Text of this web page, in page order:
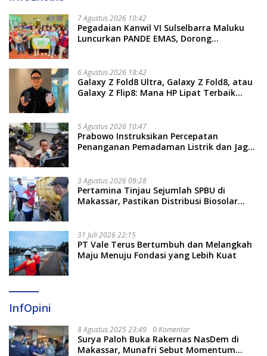
7 Agustus 2026 10:42
Pegadaian Kanwil VI Sulselbarra Maluku
Luncurkan PANDE EMAS, Dorong
6 Agustus 2026 18:42
Galaxy Z Fold8 Ultra, Galaxy Z Fold8, atau
Galaxy Z Flip8: Mana HP Lipat Terbaik
5 Agustus 2026 10:47
Prabowo Instruksikan Percepatan
Penanganan Pemadaman Listrik dan Jaga
3 Agustus 2026 09:28
Pertamina Tinjau Sejumlah SPBU di
Makassar, Pastikan Distribusi Biosolar
31 Juli 2026 22:15
PT Vale Terus Bertumbuh dan Melangkah
Maju Menuju Fondasi yang Lebih Kuat
InfOpini
8 Agustus 2025 23:49 0 Komentar
Surya Paloh Buka Rakernas NasDem di
Makassar, Munafri Sebut Momentum